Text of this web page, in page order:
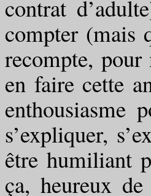
contrat
compter (mais
recompte, pour
en faire cette
enthousiasme
s’expliquer,
être humiliant
ça, heureux